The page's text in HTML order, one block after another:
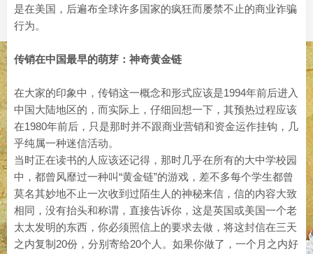
是在美国，后遍布全球许多国家的疯狂而屡禁不止的商业诈骗
行为。
传销在中国最早的萌芽：神奇黄金链
在大家的印象中，传销这一概念和形式应该是1994年前后进入
中国大陆地区的，而实际上，仔细回想一下，其预热过程应该
在1980年前后，只是那时并不跟商业营销和资金运作挂钩，几
乎纯属一种迷信活动。
当时正在读书的人应该还记得，那时几乎在所有的大中学校园
中，都曾风靡过一种叫“黄金链”的游戏，差不多每个学生都曾
莫名其妙地不止一次收到过陌生人的神秘来信，信的内容大致
相同，没有抬头和称谓，直接告诉你，这是英国或美国一个老
太太发明的东西，你必须照信上的要求去做，将这封信在三天
之内复制20份，分别寄给20个人。如果你做了，一个月之内好